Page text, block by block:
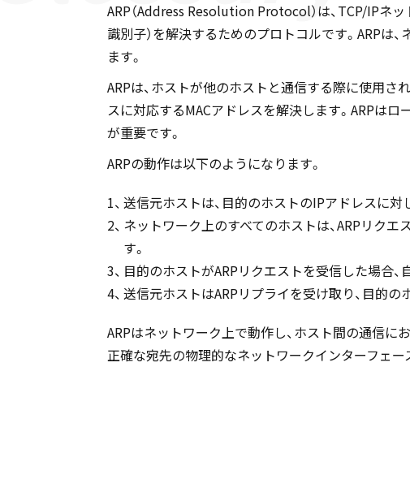
ARP（Address Resolution Protocol）は、TCP/IPネ
識別子）を解決するためのプロトコルです。ARPは
ます。
ARPは、ホストが他のホストと通信する際に使用さ
スに対応するMACアドレスを解決します。ARPは
が重要です。
ARPの動作は以下のようになります。
送信元ホストは、目的のホストのIPアドレスに
ネットワーク上のすべてのホストは、ARPリク
す。
目的のホストがARPリクエストを受信した場合
送信元ホストはARPリプライを受け取り、目的
ARPはネットワーク上で動作し、ホスト間の通信に
正確な宛先の物理的なネットワークインターフェー